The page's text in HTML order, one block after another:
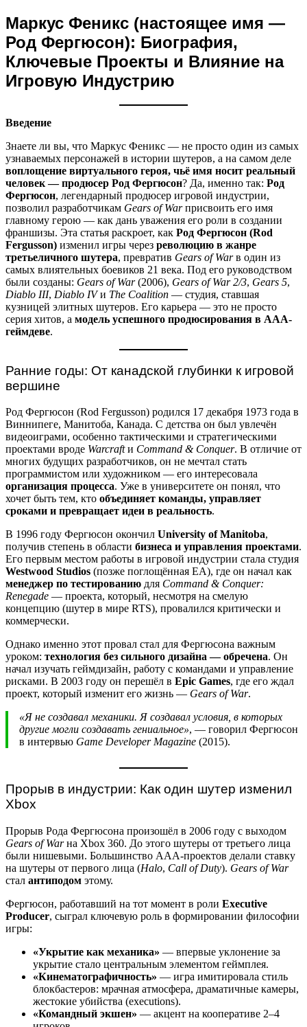
Маркус Феникс (настоящее имя —
Род Фергюсон): Биография,
Ключевые Проекты и Влияние на
Игровую Индустрию
Введение
Знаете ли вы, что Маркус Феникс — не просто один из самых
узнаваемых персонажей в истории шутеров, а на самом деле
воплощение виртуального героя, чьё имя носит реальный
человек — продюсер Род Фергюсон? Да, именно так: Род
Фергюсон, легендарный продюсер игровой индустрии,
позволил разработчикам Gears of Warприсвоить его имя
главному герою — как дань уважения его роли в создании
франшизы. Эта статья раскроет, как Род Фергюсон (Rod
Fergusson) изменил игры через революцию в жанре
третьеличного шутера, превратив Gears of Warв один из
самых влиятельных боевиков 21 века. Под его руководством
были созданы: Gears of War(2006), Gears of War 2/3, Gears 5,
Diablo III, Diablo IVи The Coalition — студия, ставшая
кузницей элитных шутеров. Его карьера — это не просто
серия хитов, а модель успешного продюсирования в AAA-
геймдеве.
Ранние годы: От канадской глубинки к игровой
вершине
Род Фергюсон (Rod Fergusson) родился 17 декабря 1973 года в
Виннипеге, Манитоба, Канада. С детства он был увлечён
видеоиграми, особенно тактическими и стратегическими
проектами вроде Warcraftи Command & Conquer. В отличие от
многих будущих разработчиков, он не мечтал стать
программистом или художником — его интересовала
организация процесса. Уже в университете он понял, что
хочет быть тем, кто объединяет команды, управляет
сроками и превращает идеи в реальность.
В 1996 году Фергюсон окончил University of Manitoba,
получив степень в области бизнеса и управления проектами.
Его первым местом работы в игровой индустрии стала студия
Westwood Studios (позже поглощённая EA), где он начал как
менеджер по тестированию для Command & Conquer:
Renegade — проекта, который, несмотря на смелую
концепцию (шутер в мире RTS), провалился критически и
коммерчески.
Однако именно этот провал стал для Фергюсона важным
уроком: технология без сильного дизайна — обречена. Он
начал изучать геймдизайн, работу с командами и управление
рисками. В 2003 году он перешёл в Epic Games, где его ждал
проект, который изменит его жизнь — Gears of War.
«Я не создавал механики. Я создавал условия, в которых
другие могли создавать гениальное», — говорил Фергюсон
в интервью Game Developer Magazine (2015).
Прорыв в индустрии: Как один шутер изменил
Xbox
Прорыв Рода Фергюсона произошёл в 2006 году с выходом
Gears of Warна Xbox 360. До этого шутеры от третьего лица
были нишевыми. Большинство AAA-проектов делали ставку
на шутеры от первого лица (Halo, Call of Duty). Gears of War
стал антиподом этому.
Фергюсон, работавший на тот момент в роли Executive
Producer, сыграл ключевую роль в формировании философии
игры:
«Укрытие как механика» — впервые уклонение за
укрытие стало центральным элементом геймплея.
«Кинематографичность» — игра имитировала стиль
блокбастеров: мрачная атмосфера, драматичные камеры,
жестокие убийства (executions).
«Командный экшен» — акцент на кооперативе 2–4